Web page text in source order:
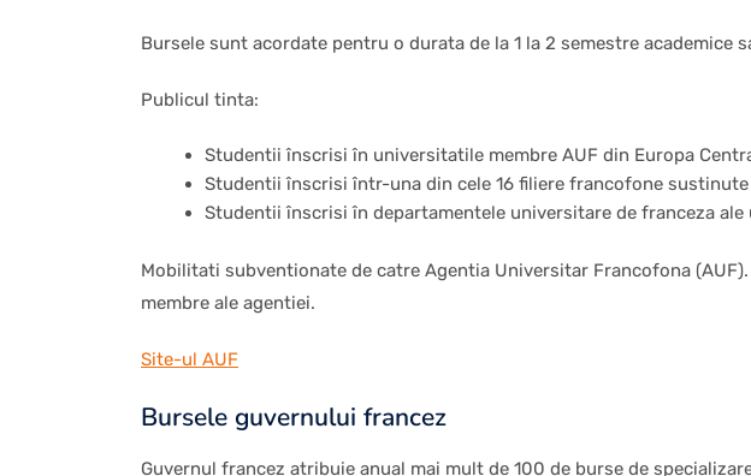
Bursele sunt acordate pentru o durata de la 1 la 2 semestre academice
Publicul tinta:
Studentii înscrisi în universitatile membre AUF din Europa
Studentii înscrisi într-una din cele 16 filiere francofone
Studentii înscrisi în departamentele universitare de franceza
Mobilitati subventionate de catre Agentia Universitar Francofona
membre ale agentiei.
Site-ul AUF
Bursele guvernului francez
Guvernul francez atribuie anual mai mult de 100 de burse de